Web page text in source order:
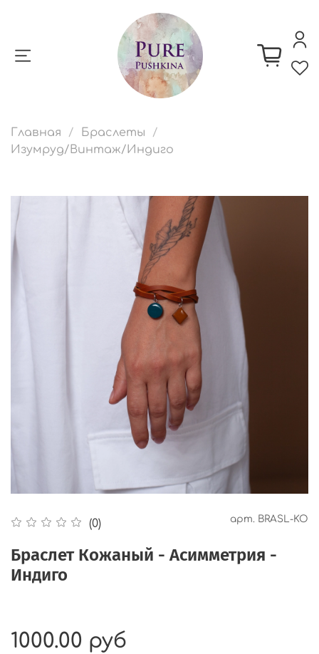
Главная
Браслеты
Изумруд/Винтаж/Индиго
(0) арт. BRASL-KO
Браслет Кожаный - Асимметрия -
Индиго
1000.00 руб